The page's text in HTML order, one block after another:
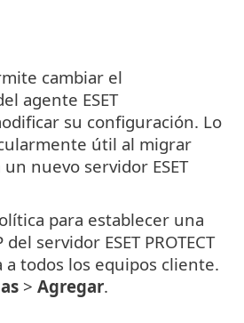
cambiar el
agente ESET
su configuración. Lo
útil al migrar
nuevo servidor ESET
para establecer una
servidor ESET PROTECT
a todos los equipos cliente.
> Agregar.